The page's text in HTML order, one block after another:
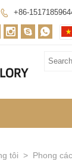
 +86-
  
tôi > Phong